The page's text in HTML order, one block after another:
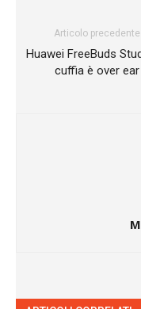
Articolo precedente
Huawei FreeBuds
cuffia è over ear